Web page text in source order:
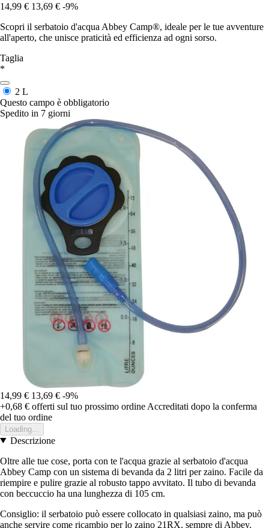
14,99 € 13,69 € -9%
Scopri il serbatoio d'acqua Abbey Camp®, ideale per le tue avventure
all'aperto, che unisce praticità ed efficienza ad ogni sorso.
Taglia
*
2 L
Questo campo è obbligatorio
Spedito in 7 giorni
14,99 € 13,69 € -9%
+0,68 € offerti sul tuo prossimo ordine Accreditati dopo la conferma
del tuo ordine
Loading...
Descrizione
Oltre alle tue cose, porta con te l'acqua grazie al serbatoio d'acqua
Abbey Camp con un sistema di bevanda da 2 litri per zaino. Facile da
riempire e pulire grazie al robusto tappo avvitato. Il tubo di bevanda
con beccuccio ha una lunghezza di 105 cm.
Consiglio: il serbatoio può essere collocato in qualsiasi zaino, ma può
anche servire come ricambio per lo zaino 21RX, sempre di Abbey.